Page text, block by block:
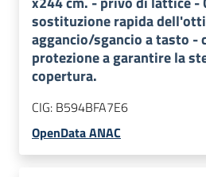
sostituzione rapida
aggancio/sgancio a tasto -
protezione a garantire la
copertura.
CIG: B594BFA7E6
OpenData ANAC